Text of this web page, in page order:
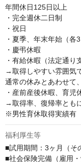
年間休日125日以上
・完全週休二日制
・祝日
・夏季、年末年始（各3
・慶弔休暇
・有給休暇（法定通り
→取得しやすい雰囲気
通常の休みとあわせて
・産前産後休暇、育児
→取得率、復帰率とも
※男性育休取得実績有
福利厚生等
■試用期間：3ヶ月（そ
■社会保険完備（雇⽤